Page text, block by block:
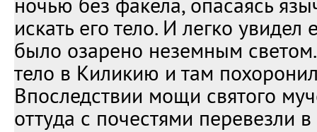
искать его тело. И легко увидел
было озарено неземным
тело в Киликию и там
Впоследствии мощи святого
оттуда с почестями перевезли